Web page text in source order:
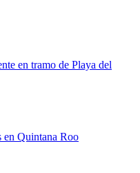
en tramo de Playa del
en Quintana Roo